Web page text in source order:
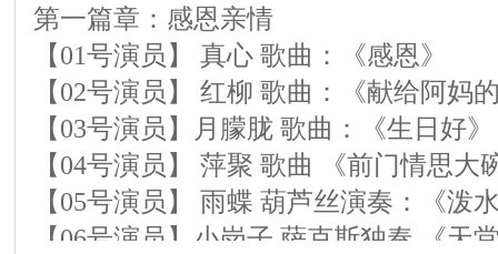
第一篇章：感恩亲情
【01号演员】 真心 歌曲：《感恩》
【02号演员】 红柳 歌曲：《献给阿妈
【03号演员】月朦胧 歌曲：《生日好》
【04号演员】 萍聚 歌曲 《前门情思大
【05号演员】 雨蝶 葫芦丝演奏：《泼
【06号演员】小岗子 萨克斯独奏 《天